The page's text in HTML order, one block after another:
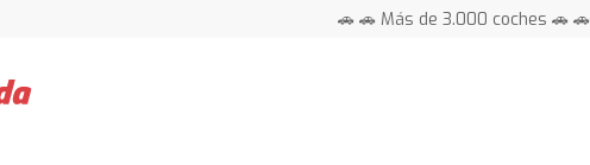
🚗 🚗 Más de 3.000 coches 🚗 🚗